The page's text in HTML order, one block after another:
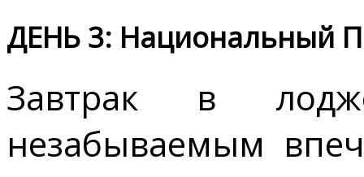
ДЕНЬ 3: Национальный
Завтрак в
незабываемым